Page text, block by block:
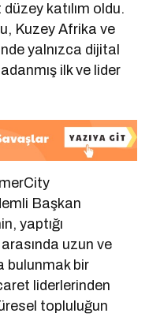
katılım oldu.
Kuzey Afrika ve
yalnızca dijital
ilk ve lider
Başkan
yaptığı
uzun ve
bulunmak bir
liderlerinden
topluluğun